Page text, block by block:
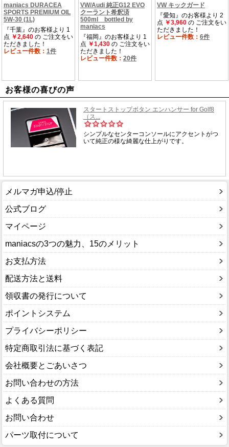
お客様の喜びの声
メルマガ申込/停止
公式ブログ
マイページ
maniacsの3つの魅力、15のメリット
お支払方法
配送方法と送料
領収書の発行について
ポイントシステム
プライバシーポリシー
特定商取引法に基づく表記
会社概要とごあいさつ
お問い合わせの方法
よくある質問
お問い合わせ
パーツ取付について